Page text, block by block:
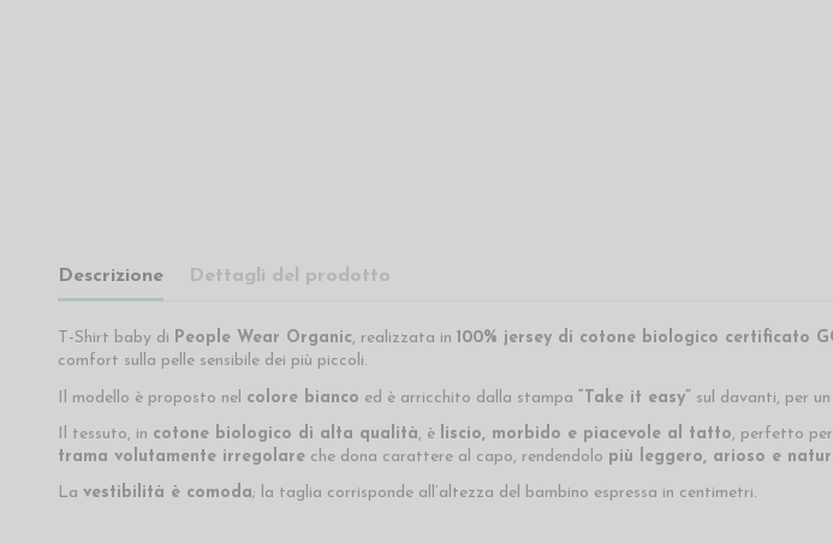
Descrizione Dettagli del prodotto
T-Shirt baby di People Wear Organic, realizzata in 100% jersey di cotone biologico certificato
comfort sulla pelle sensibile dei più piccoli.
Il modello è proposto nel colore bianco ed è arricchito dalla stampa “Take it easy” sul davanti, per
Il tessuto, in cotone biologico di alta qualità, è liscio, morbido e piacevole al tatto, perfetto per
trama volutamente irregolareche dona carattere al capo, rendendolo più leggero, arioso e
La vestibilità è comoda; la taglia corrisponde all’altezza del bambino espressa in centimetri.